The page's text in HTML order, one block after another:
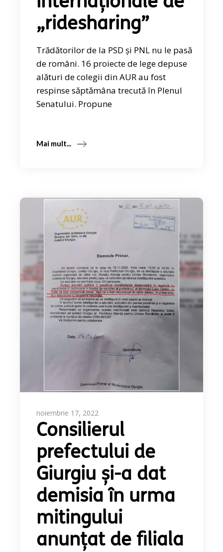
„ridesharing”
Trădătorilor de la PSD și PNL nu le pasă
de români. 16 proiecte de lege depuse
alături de colegii din AUR au fost
respinse săptămâna trecută în Plenul
Senatului. Propune
Mai mult...
noiembrie 17, 2022
Consilierul
prefectului de
Giurgiu și-a dat
demisia în urma
mitingului
anunțat de filiala